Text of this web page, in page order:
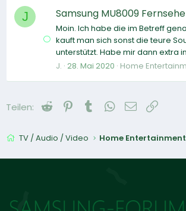
J Samsung MU8009
Moin. Ich habe die im Betreff
kauft man sich sonst die teure
unterstützt. Habe mir dann extra
J. 28. Mai 2020 Home
Teilen: Reddit PinterestTumblrWhatsApp
E-Mail
TV / Audio / Video Home